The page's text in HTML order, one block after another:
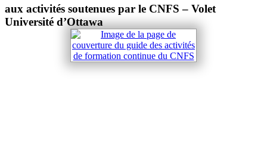
aux activités soutenues par le CNFS – Volet
Université d’Ottawa